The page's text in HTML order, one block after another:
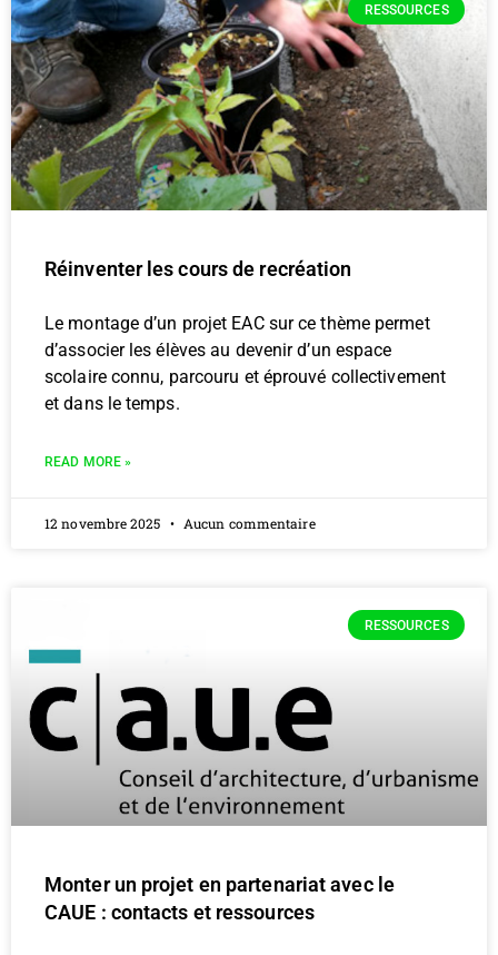
RESSOURCES
Réinventer les cours de recréation
Le montage d’un projet EAC sur ce thème permet
d’associer les élèves au devenir d’un espace
scolaire connu, parcouru et éprouvé collectivement
et dans le temps.
READ MORE »
12 novembre 2025 Aucun commentaire
RESSOURCES
Monter un projet en partenariat avec le
CAUE : contacts et ressources